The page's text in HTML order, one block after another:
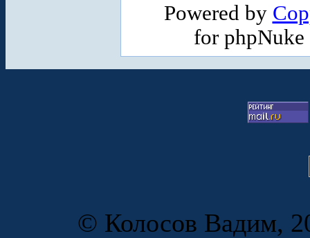
Powered by
for
© Колосов Вадим,